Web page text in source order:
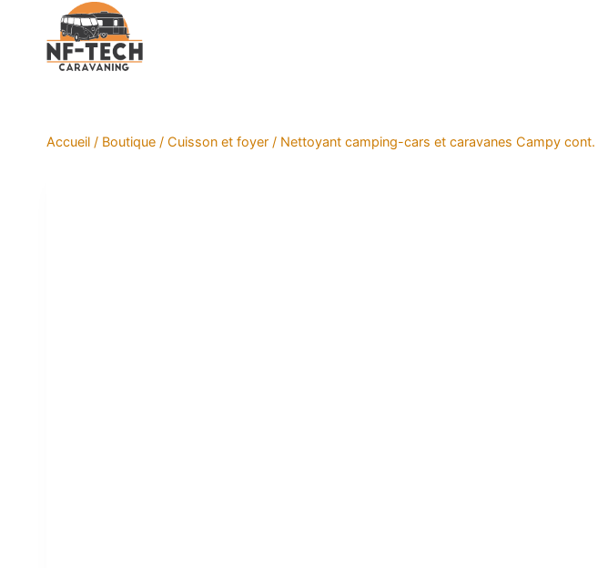
contenu
Accueil / Boutique / Cuisson et foyer / Nettoyant camping-cars et caravanes Campy cont.